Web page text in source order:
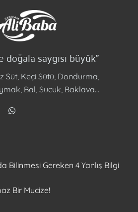
doğala saygısı büyük”
Süt, Keçi Sütü, Dondurma,
Bal, Sucuk, Baklava…
Bilinmesi Gereken 4 Yanlış Bilgi
Bir Mucize!